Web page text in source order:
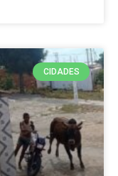
CIDADES